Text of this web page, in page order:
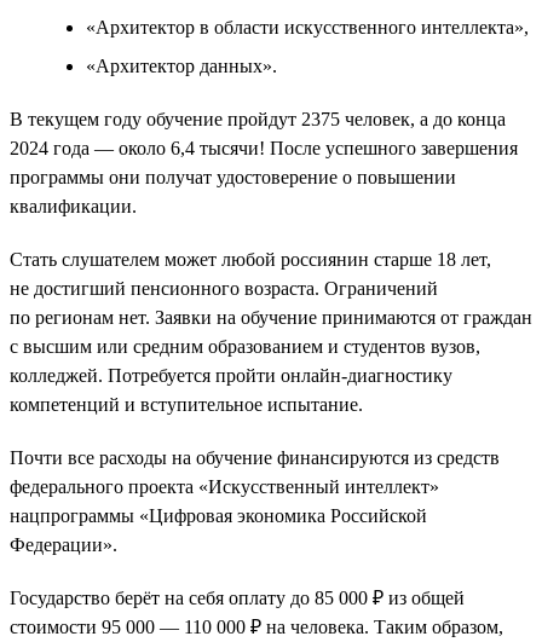
«Архитектор в области искусственного интеллекта»,
«Архитектор данных».
В текущем году обучение пройдут 2375 человек, а до конца
2024 года — около 6,4 тысячи! После успешного завершения
программы они получат удостоверение о повышении
квалификации.
Стать слушателем может любой россиянин старше 18 лет,
не достигший пенсионного возраста. Ограничений
по регионам нет. Заявки на обучение принимаются от граждан
с высшим или средним образованием и студентов вузов,
колледжей. Потребуется пройти онлайн-диагностику
компетенций и вступительное испытание.
Почти все расходы на обучение финансируются из средств
федерального проекта «Искусственный интеллект»
нацпрограммы «Цифровая экономика Российской
Федерации».
Государство берёт на себя оплату до 85 000 ₽ из общей
стоимости 95 000 — 110 000 ₽ на человека. Таким образом,